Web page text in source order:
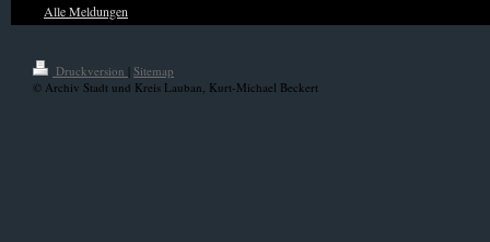
Alle Meldungen
Druckversion | Sitemap
© Archiv Stadt und Kreis Lauban, Kurt-Michael Beckert